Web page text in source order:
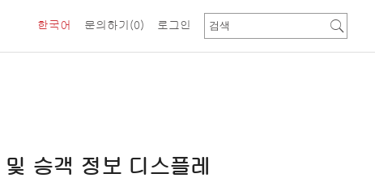
문의하기 (0)
한국어 로그인
및 승객 정보 디스플레